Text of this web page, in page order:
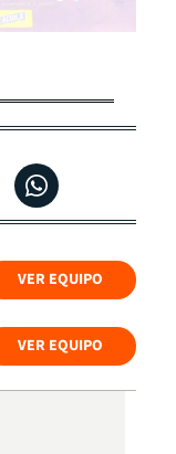
VER EQUIPO
VER EQUIPO